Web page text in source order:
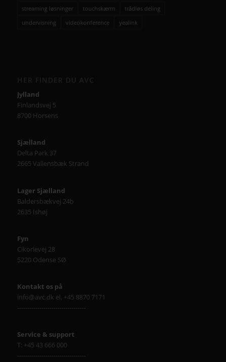
streaming løsninger
touchskærm
trådløs deling
undervisning
videokonference yealink
Jylland
Finlandsvej 5
8700 Horsens
Sjælland
Delta Park 37
2665 Vallensbæk Strand
Lager Sjælland
Baldersbækvej 24b
2635 Ishøj
Fyn
Cikorievej 28
5220 Odense SØ
Kontakt os på
info@avc.dk el. +45 8870 7171
----------------------------------
Service & support
T: +45 43 666 000
----------------------------------